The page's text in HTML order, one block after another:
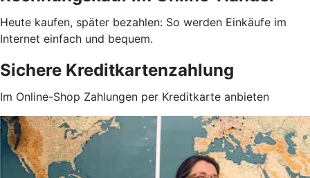
Heute kaufen, später bezahlen: So werden Einkäufe im
Internet einfach und bequem.
Sichere Kreditkartenzahlung
Im Online-Shop Zahlungen per Kreditkarte anbieten